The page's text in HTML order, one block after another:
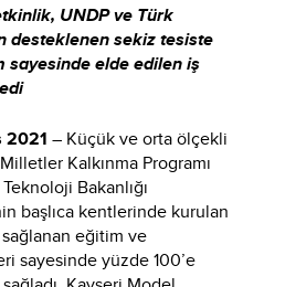
UNDP ve Türk
desteklenen sekiz tesiste
sayesinde elde edilen iş
2021 – Küçük ve orta ölçekli
Kalkınma Programı
Bakanlığı
başlıca kentlerinde kurulan
eğitim ve
sayesinde yüzde 100’e